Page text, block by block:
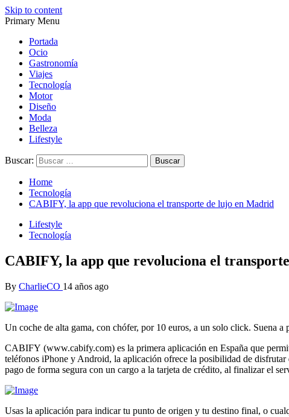
Skip to content
Primary Menu
Portada
Ocio
Gastronomía
Viajes
Tecnología
Motor
Diseño
Moda
Belleza
Lifestyle
Buscar:
Home
Tecnología
CABIFY, la app que revoluciona el transporte de lujo en Madrid
Lifestyle
Tecnología
CABIFY, la app que revoluciona el
By CharlieCO 14 años ago
Un coche de alta gama, con chófer, por 10 euros, a un solo click. Suena
CABIFY (www.cabify.com) es la primera aplicación en España que
teléfonos iPhone y Android, la aplicación ofrece la posibilidad de
pago de forma segura con un cargo a la tarjeta de crédito, al finalizar el
Usas la aplicación para indicar tu punto de origen y tu destino final, o